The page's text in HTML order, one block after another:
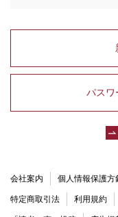
パスワ
会社案内 個人情報保護方
特定商取引法 利用規約